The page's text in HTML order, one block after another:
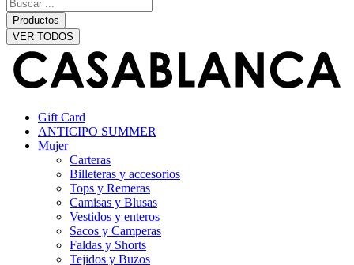
Productos
VER TODOS
Gift Card
ANTICIPO SUMMER
Mujer
Carteras
Billeteras y accesorios
Tops y Remeras
Camisas y Blusas
Vestidos y enteros
Sacos y Camperas
Faldas y Shorts
Tejidos y Buzos